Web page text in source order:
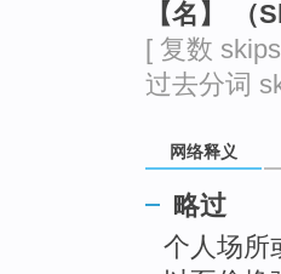
【名】 （
[ 复数
过去分词
网络释义
略过
个人场所